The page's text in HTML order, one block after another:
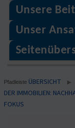
Unsere
Unser
Pfadleiste ÜBERSICHT ▶
DER IMMOBILIEN:
FOKUS